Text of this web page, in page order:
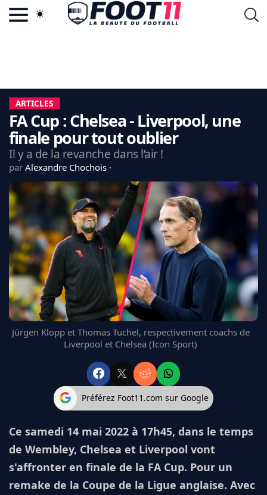
LA CHARTE
VIE PRIVÉE
CGU
CONTACTEZ-NOUS
MERCATO
CDM 2026
EDF
PSG
LIGUE 1
REAL MADRID
FC BARCELONE
MANCHESTER UNITED
CHELSEA
ARSENAL
BAYERN
L'AVIS DE LA RÉDAC'
ARTICLES
FA Cup : Chelsea - Liverpool, une
finale pour tout oublier
Il y a de la revanche dans l’air !
par Alexandre Chochois
Jürgen Klopp et Thomas Tuchel, respectivement coachs de
Liverpool et Chelsea (Icon Sport)
Préférez Foot11.com sur Google
Ce samedi 14 mai 2022 à 17h45, dans le temps
de Wembley, Chelsea et Liverpool vont
s'affronter en finale de la FA Cup. Pour un
remake de la Coupe de la Ligue anglaise. Avec